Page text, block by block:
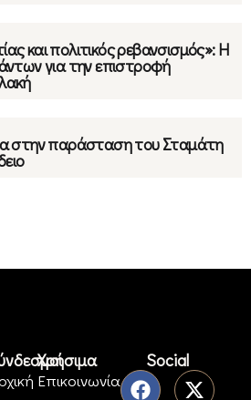
και πολιτικός ρεβανσισμός»: Η
για την επιστροφή
στην παράσταση του Σταμάτη
Χρήσιμα
Επικοινωνία
Social